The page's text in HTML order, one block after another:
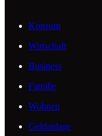
Konsum
Wirtschaft
Business
Familie
Wohnen
Geldanlage